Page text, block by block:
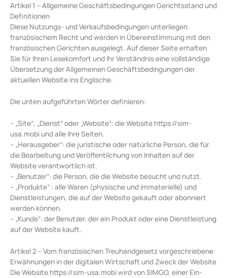
Artikel 1 – Allgemeine Geschäftsbedingungen Gerichtsstand und
Definitionen
Diese Nutzungs- und Verkaufsbedingungen unterliegen
französischem Recht und werden in Übereinstimmung mit den
französischen Gerichten ausgelegt. Auf dieser Seite erhalten
Sie für Ihren Lesekomfort und Ihr Verständnis eine vollständige
Übersetzung der Allgemeinen Geschäftsbedingungen der
aktuellen Website ins Englische.
Die unten aufgeführten Wörter definieren:
– „Site“, „Dienst“ oder „Website“: die Website https://sim-
usa.mobi und alle ihre Seiten.
– „Herausgeber“: die juristische oder natürliche Person, die für
die Bearbeitung und Veröffentlichung von Inhalten auf der
Website verantwortlich ist.
– „Benutzer“: die Person, die die Website besucht und nutzt.
– „Produkte“ : alle Waren (physische und immaterielle) und
Dienstleistungen, die auf der Website gekauft oder abonniert
werden können.
– „Kunde“: der Benutzer, der ein Produkt oder eine Dienstleistung
auf der Website kauft.
Artikel 2 – Vom französischen Treuhandgesetz vorgeschriebene
Erwähnungen in der digitalen Wirtschaft und Zweck der Website
Die Website https://sim-usa.mobi wird von SIMGO, einer Ein-